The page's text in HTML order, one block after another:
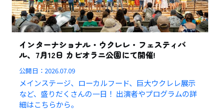
インターナショナル・ウクレレ・フェスティバ
ル、7月12日 カピオラニ公園にて開催!
公開日：2026.07.09
メインステージ、ローカルフード、巨大ウクレレ展示
など、盛りだくさんの一日！ 出演者やプログラムの詳
細はこちらから。